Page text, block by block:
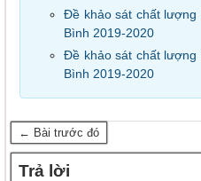
Đề khảo sát chất lượng
Bình 2019-2020
Đề khảo sát chất lượng
Bình 2019-2020
← Bài trước đó
Trả lời